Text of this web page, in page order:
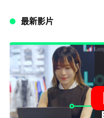
最新影片